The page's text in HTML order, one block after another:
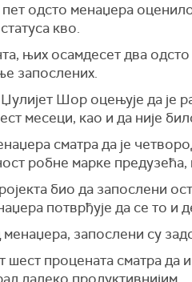
одсто менаџера оценило
кво.
њих осамдесет два
запослених.
Џулијет Шор оцењује да
месеци, као и да није
сматра да је
робне марке предузећа,
био да запослени
потврђује да се то и
запослени су
шест процената сматра да